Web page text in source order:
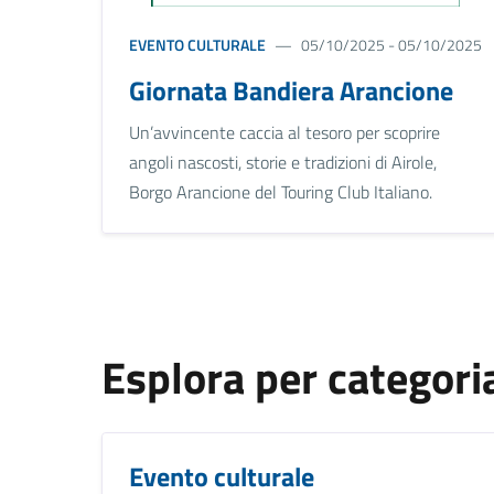
EVENTO CULTURALE 05/10/2025 - 05/10/2025
Giornata Bandiera Arancione
Un’avvincente caccia al tesoro per scoprire
angoli nascosti, storie e tradizioni di Airole,
Borgo Arancione del Touring Club Italiano.
Esplora per
Evento culturale